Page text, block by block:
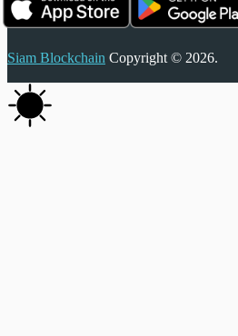
Siam Blockchain Copyright © 2026.